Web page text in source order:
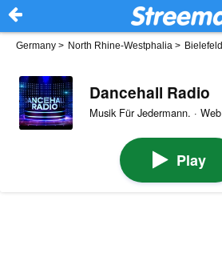
Germany > North Rhine-Westphalia > Bielefeld
Dancehall Radio
Musik Für Jedermann. · Web
Play